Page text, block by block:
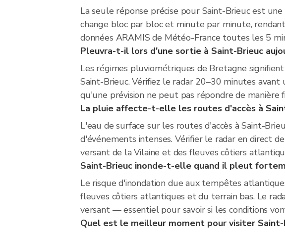
La seule réponse précise pour Saint-Brieuc est
change bloc par bloc et minute par minute,
données ARAMIS de Météo-France toutes les 5
Pleuvra-t-il lors d'une sortie à Saint-Brieuc
Les régimes pluviométriques de Bretagne
Saint-Brieuc. Vérifiez le radar 20–30 minutes
qu'une prévision ne peut pas répondre de manière
La pluie affecte-t-elle les routes d'accès à
L'eau de surface sur les routes d'accès à Saint-
d'événements intenses. Vérifier le radar en direct
versant de la Vilaine et des fleuves côtiers
Saint-Brieuc inonde-t-elle quand il pleut
Le risque d'inondation due aux tempêtes
fleuves côtiers atlantiques et du terrain bas. Le
versant — essentiel pour savoir si les conditions
Quel est le meilleur moment pour visiter